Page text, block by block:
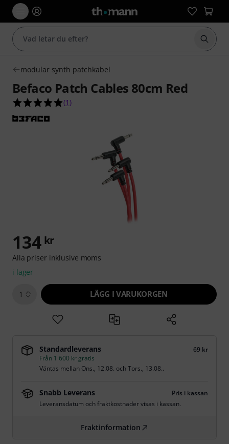
Börja
modular synth patchkabel
Befaco Patch Cables 80cm Red
5.0 av 5 stjärnor från 1 kundbetyg
(1 )
134 kr
Alla priser inklusive moms
i lager
1 LÄGG I VARUKORGEN
Standardleverans
69 kr
Från 1 600 kr gratis
Väntas mellan Ons., 12.08. ochTors., 13.08..
Snabb Leverans
Pris i kassan
Leveransdatum och fraktkostnader visas i kassan.
Fraktinformation